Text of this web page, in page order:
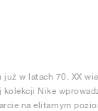
w latach 70. XX
Nike
na elitarnym